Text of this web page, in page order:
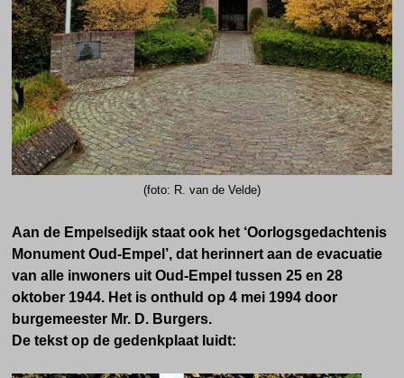
(foto: R. van de Velde)
Aan de Empelsedijk staat ook het ‘Oorlogsgedachtenis
Monument Oud-Empel’, dat herinnert aan de evacuatie
van alle inwoners uit Oud-Empel tussen 25 en 28
oktober 1944. Het is onthuld op 4 mei 1994 door
burgemeester Mr. D. Burgers.
De tekst op de gedenkplaat luidt: